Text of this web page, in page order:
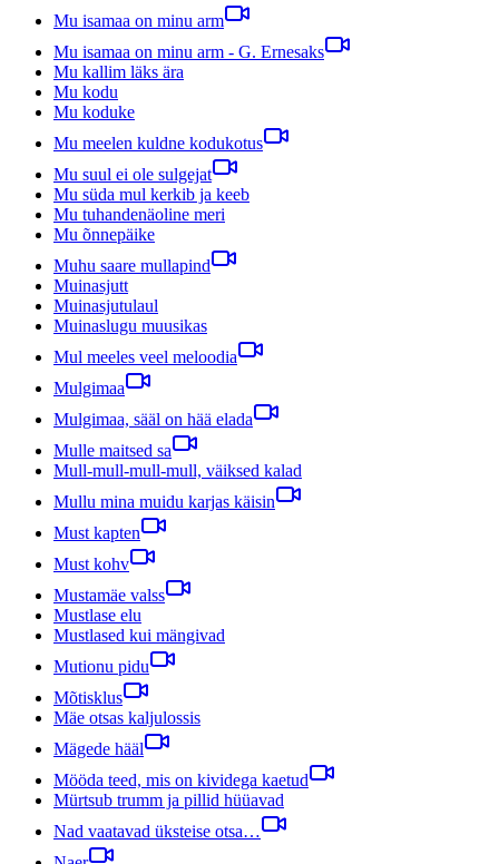
Mu isamaa on minu arm
Mu isamaa on minu arm - G. Ernesaks
Mu kallim läks ära
Mu kodu
Mu koduke
Mu meelen kuldne kodukotus
Mu suul ei ole sulgejat
Mu süda mul kerkib ja keeb
Mu tuhandenäoline meri
Mu õnnepäike
Muhu saare mullapind
Muinasjutt
Muinasjutulaul
Muinaslugu muusikas
Mul meeles veel meloodia
Mulgimaa
Mulgimaa, sääl on hää elada
Mulle maitsed sa
Mull-mull-mull-mull, väiksed kalad
Mullu mina muidu karjas käisin
Must kapten
Must kohv
Mustamäe valss
Mustlase elu
Mustlased kui mängivad
Mutionu pidu
Mõtisklus
Mäe otsas kaljulossis
Mägede hääl
Mööda teed, mis on kividega kaetud
Mürtsub trumm ja pillid hüüavad
Nad vaatavad üksteise otsa…